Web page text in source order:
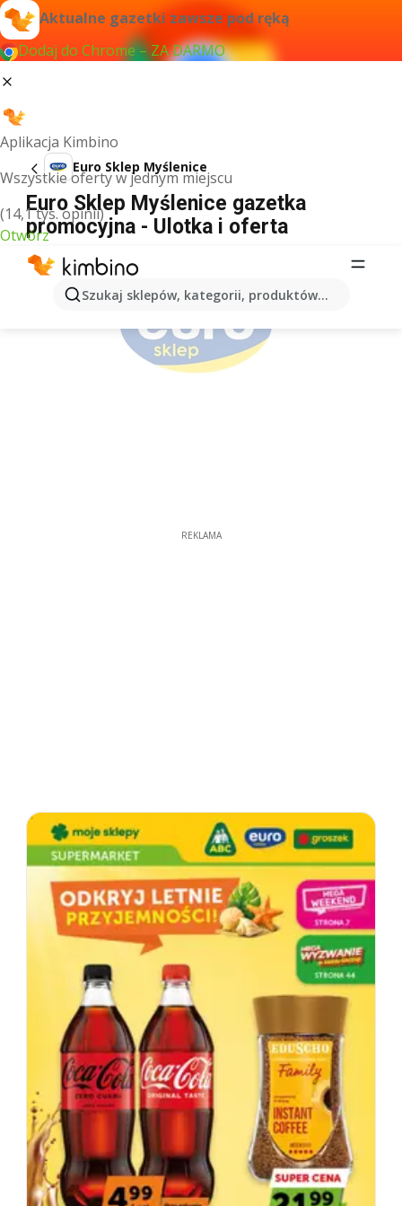
Aktualne gazetki zawsze pod ręką
Dodaj do Chrome – ZA DARMO
Aplikacja Kimbino
Wszystkie oferty w jednym miejscu
(14,1 tys. opinii)
Otwórz
Szukaj sklepów, kategorii, produktów...
Euro Sklep Myślenice
Euro Sklep Myślenice gazetka
promocyjna - Ulotka i oferta
REKLAMA